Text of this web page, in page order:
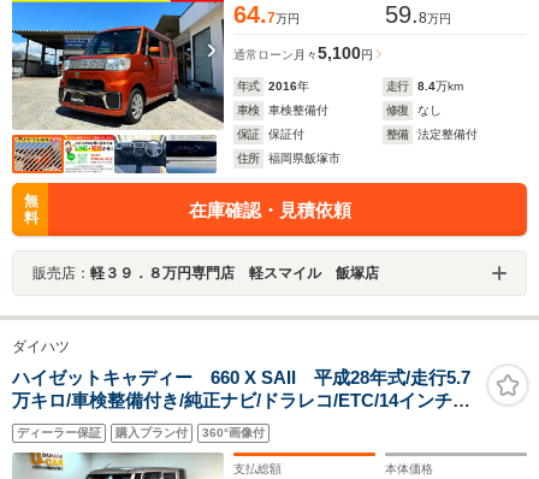
64.7万円 59.8万円
通常ローン 月々5,100円
年式 2016年 走行 8.4万km
車検
車検整備付 修復
なし
保証
保証付 整備
法定整備付
住所
福岡県飯塚市
無
料
在庫確認・見積依頼
販売店： 軽３９．８万円専門店 軽スマイル 飯塚店
ダイハツ
ハイゼットキャディー 660 X SAII 平成28年式/走行5.7
万キロ/車検整備付き/純正ナビ/ドラレコ/ETC/14インチア
ルミホイール/アイドリングストップ/電動格納式ドアミラ
ー/キーレスエントリー/フォグランプ/
ディーラー保証 購入プラン付 360°画像付
支払総額 本体価格